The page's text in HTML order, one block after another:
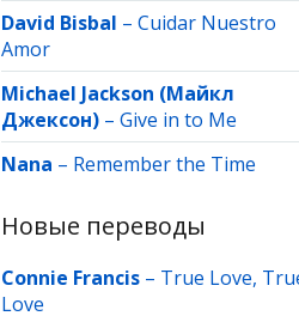
David Bisbal – Cuidar Nuestro
Amor
Michael Jackson (Майкл
Джексон) – Give in to Me
Nana – Remember the Time
Новые переводы
Connie Francis – True Love,
Love